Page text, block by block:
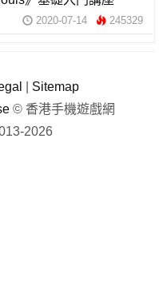
2020-07-14 245329
Sitemap
© 香港手機遊戲網
2026